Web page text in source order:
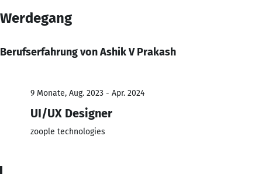
Werdegang
Berufserfahrung von Ashik V Prakash
9 Monate, Aug. 2023 - Apr. 2024
UI/UX Designer
zoople technologies